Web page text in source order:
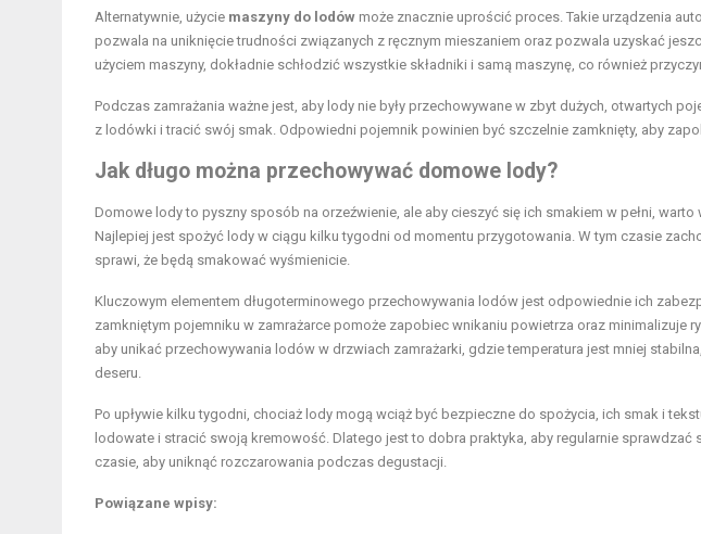
Alternatywnie, użycie maszyny do lodów może znacznie uprościć proces. Takie urządzenia
pozwala na uniknięcie trudności związanych z ręcznym mieszaniem oraz pozwala uzyskać
użyciem maszyny, dokładnie schłodzić wszystkie składniki i samą maszynę, co również
Podczas zamrażania ważne jest, aby lody nie były przechowywane w zbyt dużych, otwartych
z lodówki i tracić swój smak. Odpowiedni pojemnik powinien być szczelnie zamknięty, aby
Jak długo można przechowywać domowe lody?
Domowe lody to pyszny sposób na orzeźwienie, ale aby cieszyć się ich smakiem w pełni,
Najlepiej jest spożyć lody w ciągu kilku tygodni od momentu przygotowania. W tym czasie
sprawi, że będą smakować wyśmienicie.
Kluczowym elementem długoterminowego przechowywania lodów jest odpowiednie ich
zamkniętym pojemniku w zamrażarce pomoże zapobiec wnikaniu powietrza oraz minimalizuje
aby unikać przechowywania lodów w drzwiach zamrażarki, gdzie temperatura jest mniej
deseru.
Po upływie kilku tygodni, chociaż lody mogą wciąż być bezpieczne do spożycia, ich smak i
lodowate i stracić swoją kremowość. Dlatego jest to dobra praktyka, aby regularnie
czasie, aby uniknąć rozczarowania podczas degustacji.
Powiązane wpisy: